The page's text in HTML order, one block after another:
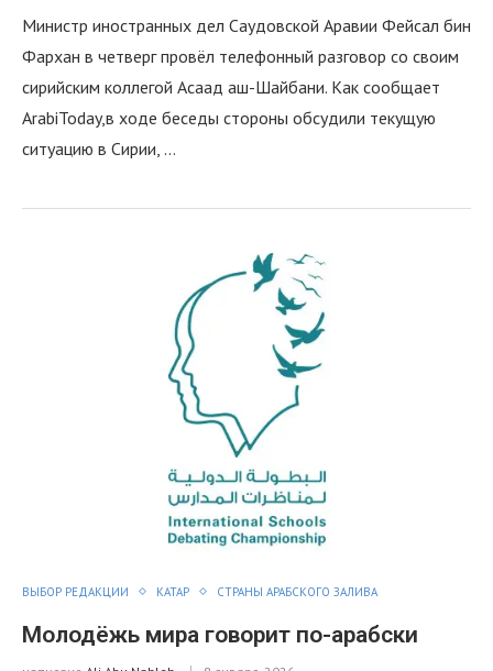
Министр иностранных дел Саудовской Аравии Фейсал бин
Фархан в четверг провёл телефонный разговор со своим
сирийским коллегой Асаад аш-Шайбани. Как сообщает
ArabiToday,в ходе беседы стороны обсудили текущую
ситуацию в Сирии, …
ВЫБОР РЕДАКЦИИ КАТАР СТРАНЫ АРАБСКОГО ЗАЛИВА
Молодёжь мира говорит по-арабски